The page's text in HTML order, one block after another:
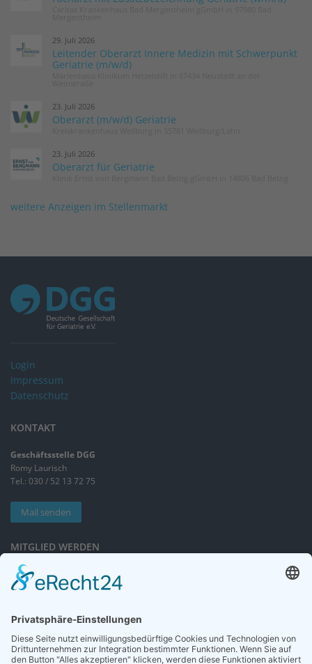
29. Juli 2026
Leitender Oberarzt Innere Medizin mit Schwerpunkt
Geriatrie (m/w/d)
23. Juli 2026
Oberarzt (m/w/d) Geriatrie
23. Juli 2026
Oberarzt für Geriatrie
weitere Anzeigen im Stellenmarkt
Login
Impressum
Datenschutz
KONTAKT
Geschäftsstelle DGG
Romy Laurisch
Tel.: 030 / 52 13 72 75
Mail senden
MITGLIED WERDEN
Sieben gute Gründe
für Ihre Mitgliedschaft